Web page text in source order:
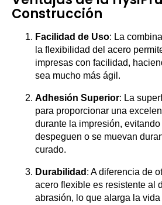
Construcción
Facilidad de Uso: La
la flexibilidad del acero
impresas con facilidad,
sea mucho más ágil.
Adhesión Superior: La
para proporcionar una
durante la impresión,
despeguen o se muevan
curado.
Durabilidad : A diferencia de
acero flexible es resistente al
abrasión, lo que alarga la